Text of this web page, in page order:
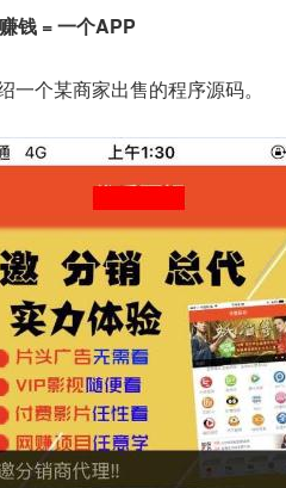
钱 = 一个APP
一个某商家出售的程序源码。